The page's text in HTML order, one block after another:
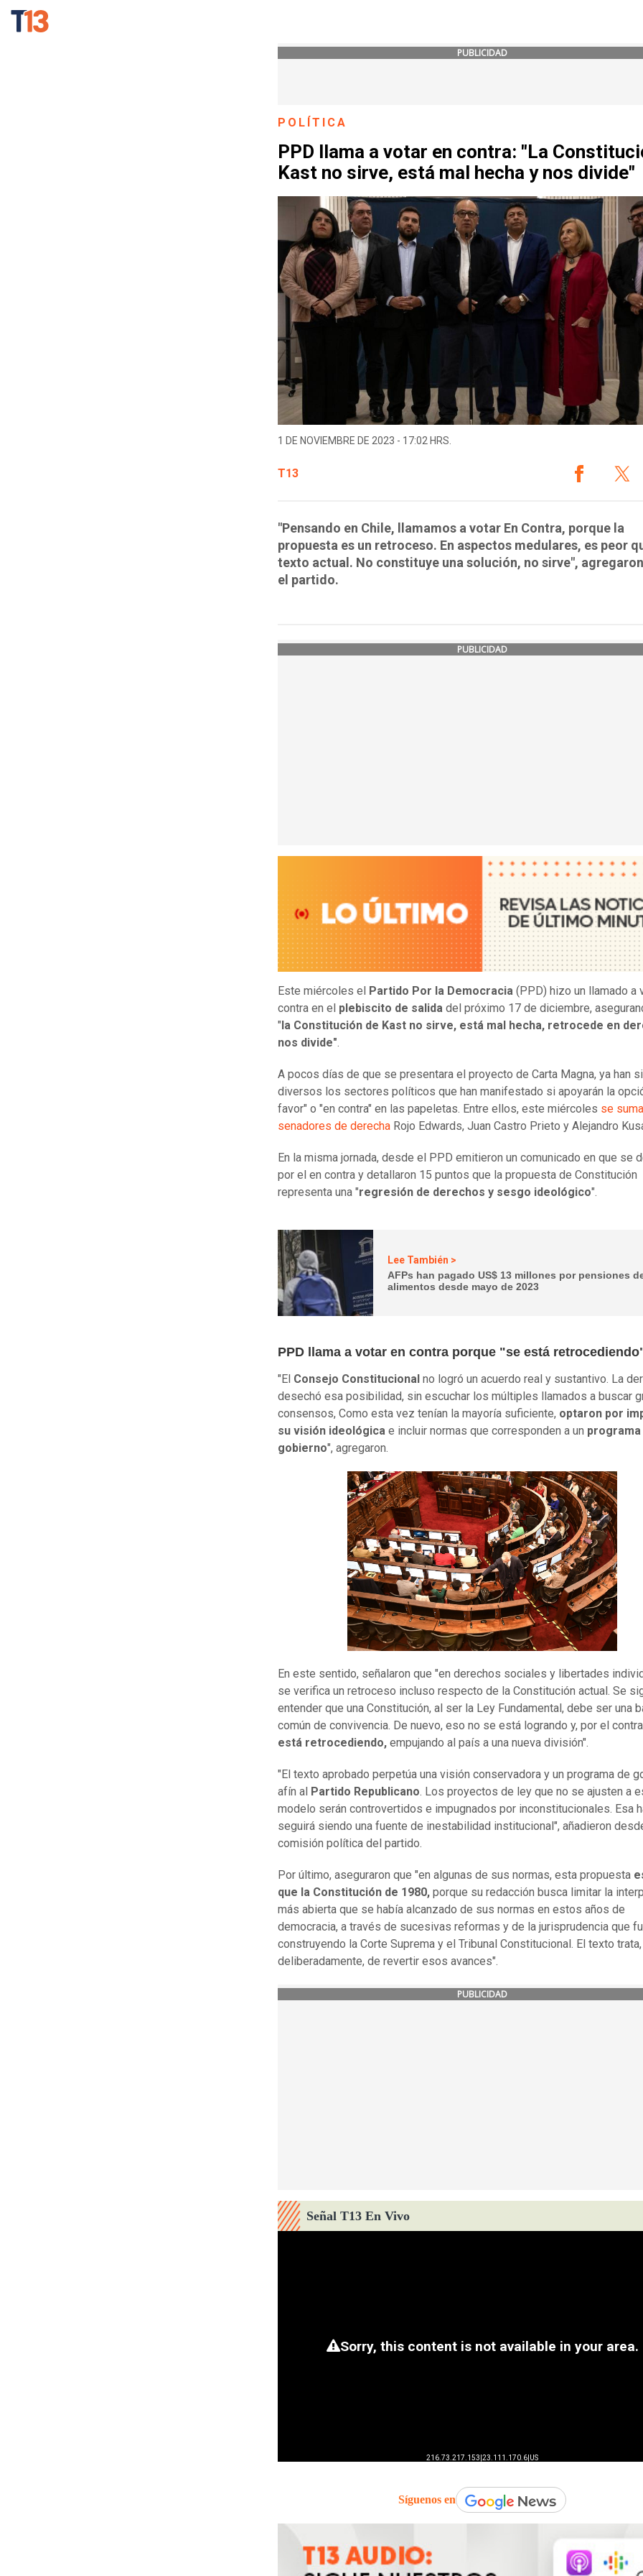
PUBLICIDAD
POLÍTICA
PPD llama a votar en contra: "La
Kast no sirve, está mal hecha y nos divide"
1 DE NOVIEMBRE DE 2023 - 17:02 HRS.
T13
"Pensando en Chile, llamamos a votar En Contra, porque la
propuesta es un retroceso. En aspectos medulares, es peor
texto actual. No constituye una solución, no sirve",
el partido.
PUBLICIDAD
Este miércoles el Partido Por la Democracia (PPD) hizo un llamado a
contra en el plebiscito de salida del próximo 17 de diciembre,
" la Constitución de Kast no sirve, está mal hecha, retrocede en
nos divide".
A pocos días de que se presentara el proyecto de Carta Magna, ya han
diversos los sectores políticos que han manifestado si apoyarán la
favor" o "en contra" en las papeletas. Entre ellos, este miércoles se
senadores de derecha Rojo Edwards, Juan Castro Prieto y Alejandro
En la misma jornada, desde el PPD emitieron un comunicado en que se
por el en contra y detallaron 15 puntos que la propuesta de Constitución
representa una "regresión de derechos y sesgo ideológico".
Lee También >
AFPs han pagado US$ 13 millones por pensiones
alimentos desde mayo de 2023
PPD llama a votar en contra porque "se está
"El Consejo Constitucional no logró un acuerdo real y sustantivo. La
desechó esa posibilidad, sin escuchar los múltiples llamados a buscar
consensos, Como esta vez tenían la mayoría suficiente, optaron por
su visión ideológica e incluir normas que corresponden a un programa
gobierno", agregaron.
En este sentido, señalaron que "en derechos sociales y libertades
se verifica un retroceso incluso respecto de la Constitución actual. Se
entender que una Constitución, al ser la Ley Fundamental, debe ser una
común de convivencia. De nuevo, eso no se está logrando y, por el
está retrocediendo, empujando al país a una nueva división".
"El texto aprobado perpetúa una visión conservadora y un programa de
afín al Partido Republicano. Los proyectos de ley que no se ajusten a
modelo serán controvertidos e impugnados por inconstitucionales. Esa
seguirá siendo una fuente de inestabilidad institucional", añadieron
comisión política del partido.
Por último, aseguraron que "en algunas de sus normas, esta propuesta
que la Constitución de 1980, porque su redacción busca limitar la
más abierta que se había alcanzado de sus normas en estos años de
democracia, a través de sucesivas reformas y de la jurisprudencia que
construyendo la Corte Suprema y el Tribunal Constitucional. El texto trata,
deliberadamente, de revertir esos avances".
PUBLICIDAD
Señal T13 En Vivo
Síguenos en